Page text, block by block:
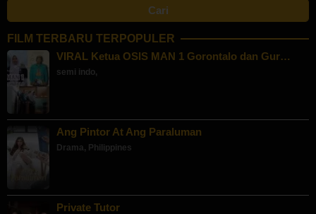
FILM TERBARU TERPOPULER
VIRAL Ketua OSIS MAN 1 Gorontalo dan Gur…
semi indo,
Ang Pintor At Ang Paraluman
Drama, Philippines
Private Tutor